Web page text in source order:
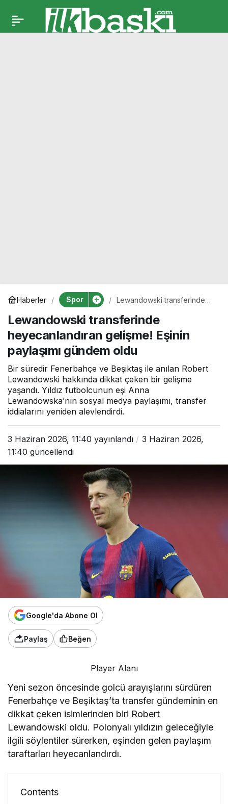
Haberler Spor
Lewandowski transferinde
Eşinin paylaşımı gündem oldu
Lewandowski transferinde
heyecanlandıran gelişme! Eşinin
paylaşımı gündem oldu
Bir süredir Fenerbahçe ve Beşiktaş ile anılan Robert
Lewandowski hakkında dikkat çeken bir gelişme
yaşandı. Yıldız futbolcunun eşi Anna
Lewandowska’nın sosyal medya paylaşımı, transfer
iddialarını yeniden alevlendirdi.
3 Haziran 2026, 11:40 yayınlandı
3 Haziran 2026,
11:40 güncellendi
Google'da Abone Ol
Paylaş Beğen
Player Alanı
Yeni sezon öncesinde golcü arayışlarını sürdüren
Fenerbahçe ve Beşiktaş’ta transfer gündeminin en
dikkat çeken isimlerinden biri Robert
Lewandowski oldu. Polonyalı yıldızın geleceğiyle
ilgili söylentiler sürerken, eşinden gelen paylaşım
taraftarları heyecanlandırdı.
Contents
Galatasaray’dan